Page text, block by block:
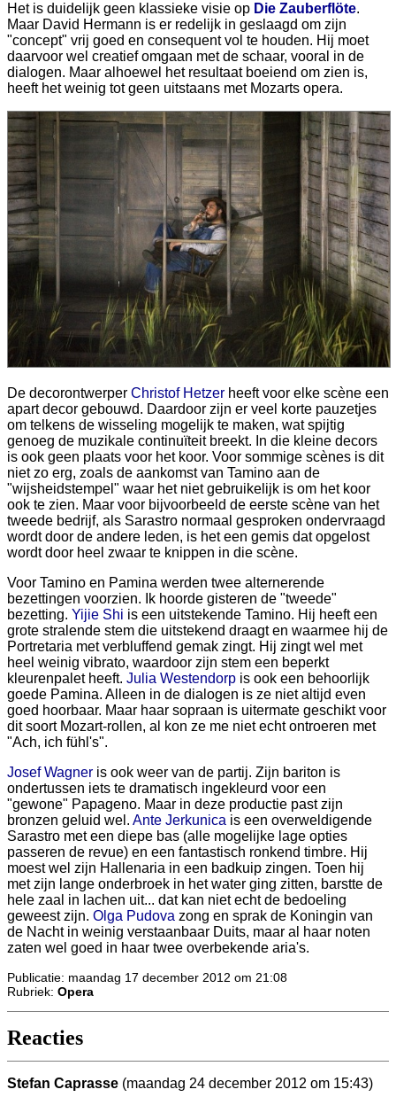
Het is duidelijk geen klassieke visie op Die Zauberflöte.
Maar David Hermann is er redelijk in geslaagd om zijn
"concept" vrij goed en consequent vol te houden. Hij moet
daarvoor wel creatief omgaan met de schaar, vooral in de
dialogen. Maar alhoewel het resultaat boeiend om zien is,
heeft het weinig tot geen uitstaans met Mozarts opera.
De decorontwerper Christof Hetzer heeft voor elke scène een
apart decor gebouwd. Daardoor zijn er veel korte pauzetjes
om telkens de wisseling mogelijk te maken, wat spijtig
genoeg de muzikale continuïteit breekt. In die kleine decors
is ook geen plaats voor het koor. Voor sommige scènes is dit
niet zo erg, zoals de aankomst van Tamino aan de
"wijsheidstempel" waar het niet gebruikelijk is om het koor
ook te zien. Maar voor bijvoorbeeld de eerste scène van het
tweede bedrijf, als Sarastro normaal gesproken ondervraagd
wordt door de andere leden, is het een gemis dat opgelost
wordt door heel zwaar te knippen in die scène.
Voor Tamino en Pamina werden twee alternerende
bezettingen voorzien. Ik hoorde gisteren de "tweede"
bezetting. Yijie Shi is een uitstekende Tamino. Hij heeft een
grote stralende stem die uitstekend draagt en waarmee hij de
Portretaria met verbluffend gemak zingt. Hij zingt wel met
heel weinig vibrato, waardoor zijn stem een beperkt
kleurenpalet heeft. Julia Westendorp is ook een behoorlijk
goede Pamina. Alleen in de dialogen is ze niet altijd even
goed hoorbaar. Maar haar sopraan is uitermate geschikt voor
dit soort Mozart-rollen, al kon ze me niet echt ontroeren met
"Ach, ich fühl's".
Josef Wagner is ook weer van de partij. Zijn bariton is
ondertussen iets te dramatisch ingekleurd voor een
"gewone" Papageno. Maar in deze productie past zijn
bronzen geluid wel. Ante Jerkunica is een overweldigende
Sarastro met een diepe bas (alle mogelijke lage opties
passeren de revue) en een fantastisch ronkend timbre. Hij
moest wel zijn Hallenaria in een badkuip zingen. Toen hij
met zijn lange onderbroek in het water ging zitten, barstte de
hele zaal in lachen uit... dat kan niet echt de bedoeling
geweest zijn. Olga Pudova zong en sprak de Koningin van
de Nacht in weinig verstaanbaar Duits, maar al haar noten
zaten wel goed in haar twee overbekende aria's.
Publicatie: maandag 17 december 2012 om 21:08
Rubriek: Opera
Reacties
Stefan Caprasse (maandag 24 december 2012 om 15:43)